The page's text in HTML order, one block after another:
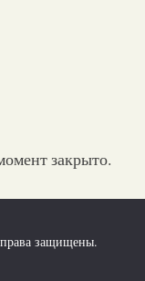
закрыто.
защищены.